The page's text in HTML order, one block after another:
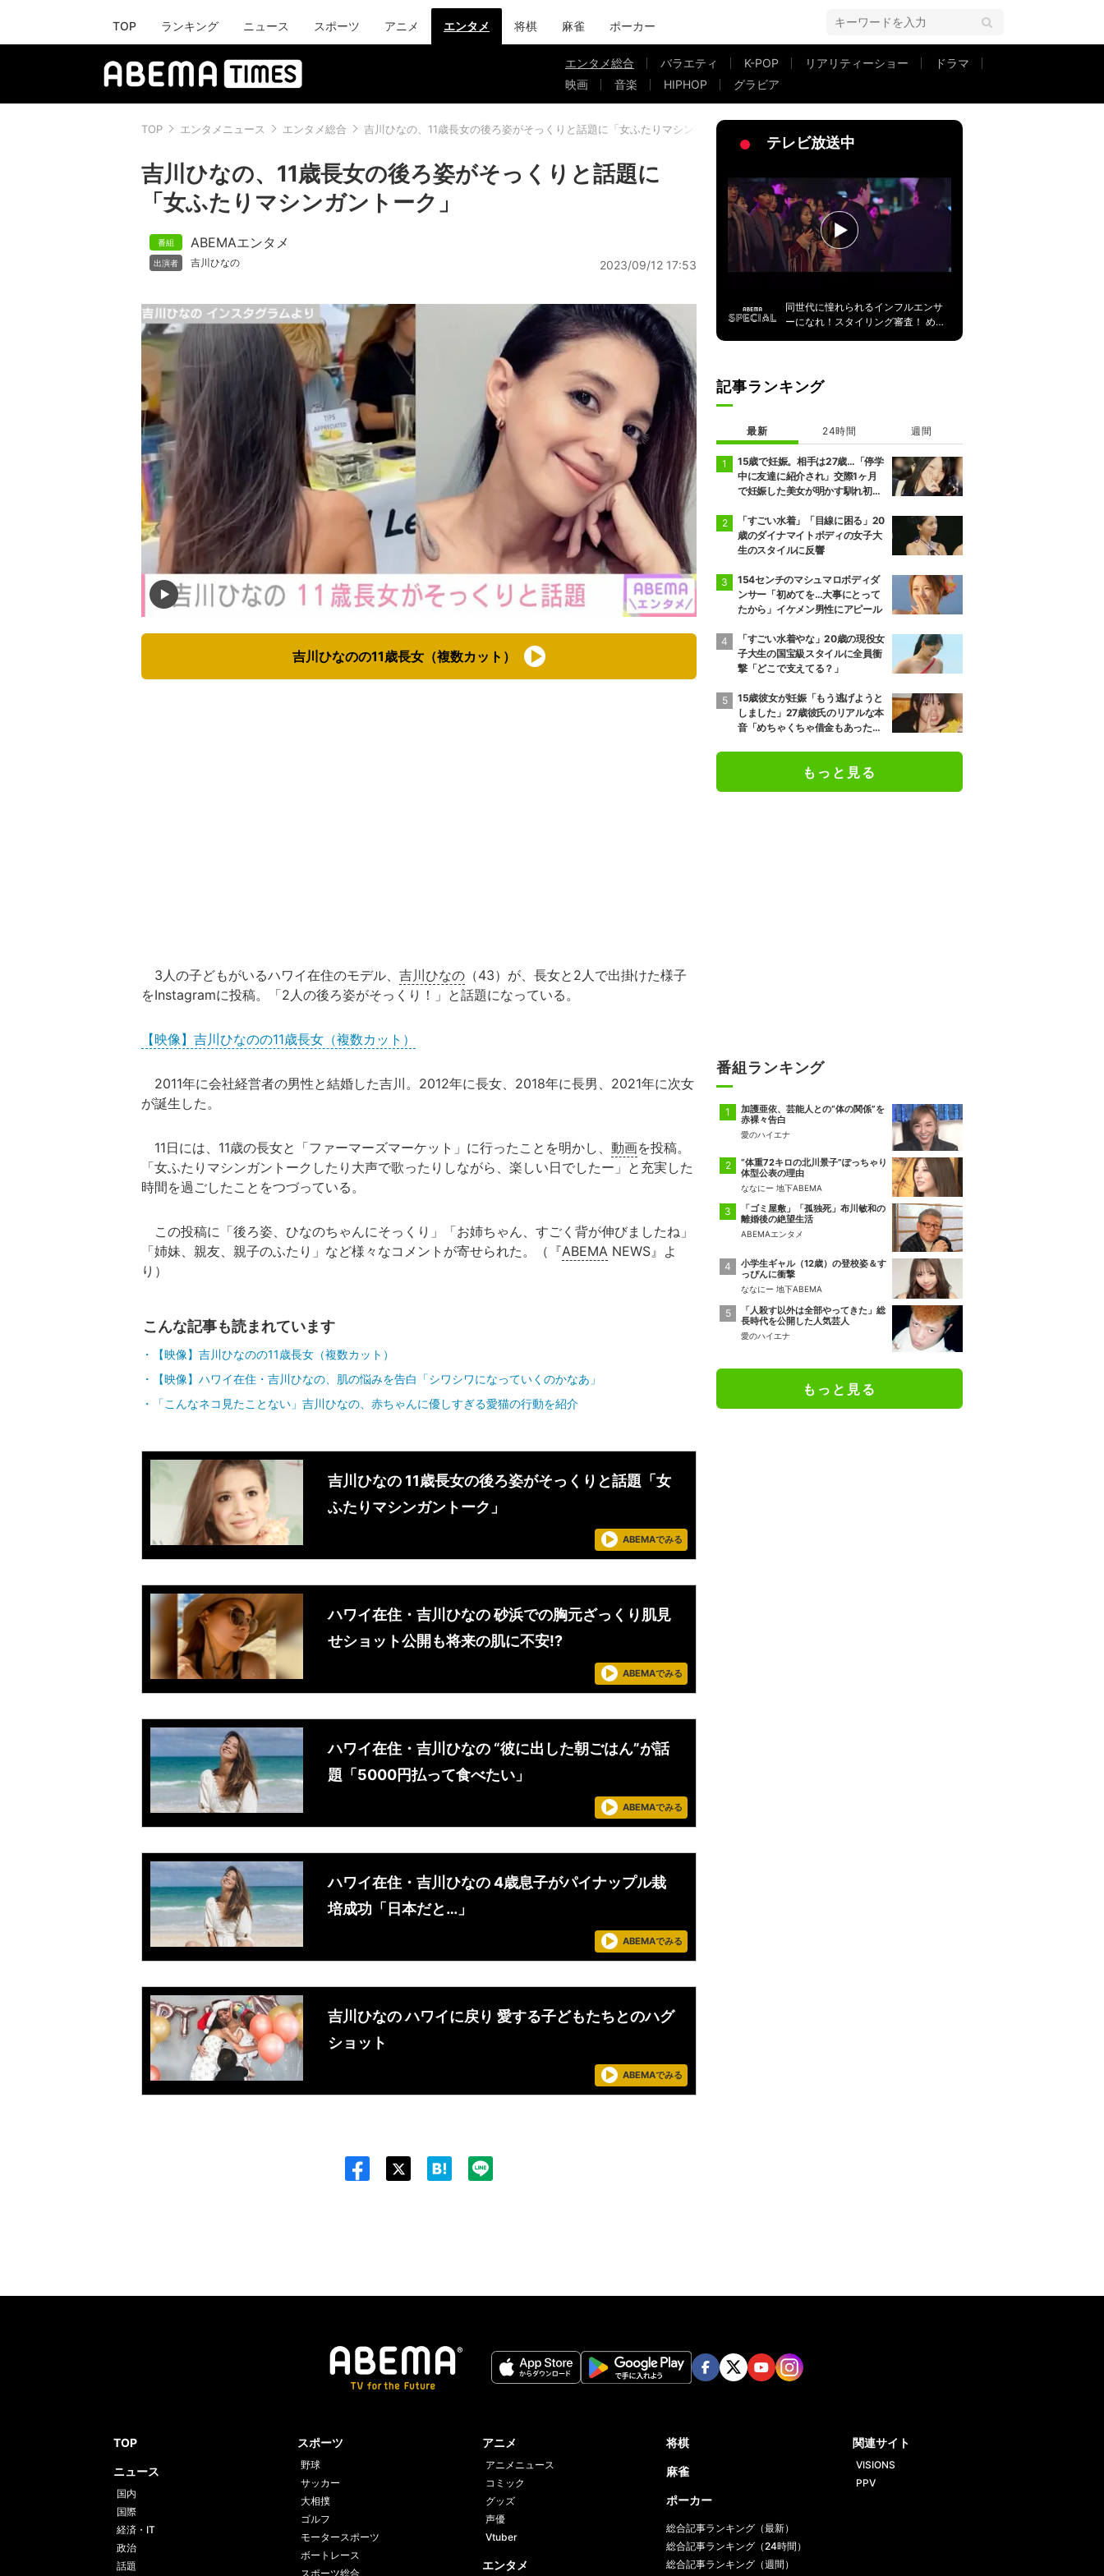
TOP ランキング ニュース スポーツ アニメ エンタメ 将棋 麻雀 ポーカー
エンタメ総合 バラエティ K-POP リアリティーショー
ドラマ
映画
音楽 HIPHOP グラビア
TOP エンタメニュース エンタメ総合 吉川ひなの、11歳長女の後ろ姿がそっくりと話題に「女ふたりマシンガントーク」
吉川ひなの、11歳長女の後ろ姿がそっくりと話題に
「女ふたりマシンガントーク」
ABEMAエンタメ
吉川ひなの 2023/09/12 17:53
吉川ひなのの11歳長女（複数カット）
3人の子どもがいるハワイ在住のモデル、 吉川ひなの （43）が、長女と2人で出掛けた様子
をInstagramに投稿。「2人の後ろ姿がそっくり！」と話題になっている。
【映像】吉川ひなのの11歳長女（複数カット）
2011年に会社経営者の男性と結婚した吉川。2012年に長女、2018年に長男、2021年に次女
が誕生した。
11日には、11歳の長女と「ファーマーズマーケット」に行ったことを明かし、 動画を投稿。
「女ふたりマシンガントークしたり大声で歌ったりしながら、楽しい日でしたー」と充実した
時間を過ごしたことをつづっている。
この投稿に「後ろ姿、ひなのちゃんにそっくり」「お姉ちゃん、すごく背が伸びましたね」
「姉妹、親友、親子のふたり」など様々なコメントが寄せられた。（『ABEMA NEWS』よ
り）
こんな記事も読まれています
【映像】吉川ひなのの11歳長女（複数カット）
【映像】ハワイ在住・吉川ひなの、肌の悩みを告白「シワシワになっていくのかなあ」
「こんなネコ見たことない」吉川ひなの、赤ちゃんに優しすぎる愛猫の行動を紹介
吉川ひなの 11歳長女の後ろ姿がそっくりと話題「女
ふたりマシンガントーク」
ABEMAでみる
ハワイ在住・吉川ひなの 砂浜での胸元ざっくり肌見
せショット公開も将来の肌に不安!?
ABEMAでみる
ハワイ在住・吉川ひなの “彼に出した朝ごはん”が話
題「5000円払って食べたい」
ABEMAでみる
ハワイ在住・吉川ひなの 4歳息子がパイナップル栽
培成功「日本だと…」
ABEMAでみる
吉川ひなの ハワイに戻り 愛する子どもたちとのハグ
ショット
ABEMAでみる
テレビ放送中
同世代に憧れられるインフルエンサ
ーになれ！スタイリング審査！ める
記事ランキング
最新 24時間 週間
15歳で妊娠。相手は27歳…「停学
中に友達に紹介され」交際1ヶ月
で妊娠した美女が明かす馴れ初め
絶句
「すごい水着」「目線に困る」20
歳のダイナマイトボディの女子大
生のスタイルに反響
154センチのマシュマロボディダ
ンサー「初めてを…大事にとって
たから」イケメン男性にアピール
「すごい水着やな」20歳の現役女
子大生の国宝級スタイルに全員衝
撃「どこで支えてる？」
15歳彼女が妊娠「もう逃げようと
しました」27歳彼氏のリアルな本
音「めちゃくちゃ借金もあったの
もっと見る
番組ランキング
加護亜依、芸能人との“体の関係”を
赤裸々告白
愛のハイエナ
“体重72キロの北川景子”ぽっちゃり
体型公表の理由
ななにー 地下ABEMA
「ゴミ屋敷」「孤独死」布川敏和の
離婚後の絶望生活
ABEMAエンタメ
小学生ギャル（12歳）の登校姿＆す
っぴんに衝撃
ななにー 地下ABEMA
「人殺す以外は全部やってきた」総
長時代を公開した人気芸人
愛のハイエナ
もっと見る
TOP
ニュース
国内
国際
経済・IT
政治
話題
スポーツ
野球
サッカー
大相撲
ゴルフ
モータースポーツ
ボートレース
スポーツ総合
アニメ
アニメニュース
コミック
グッズ
声優
Vtuber
エンタメ
将棋
麻雀
ポーカー
総合記事ランキング（最新）
総合記事ランキング（24時間）
総合記事ランキング（週間）
関連サイト
VISIONS
PPV